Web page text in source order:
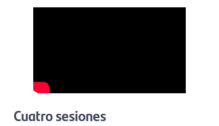
Cuatro sesiones